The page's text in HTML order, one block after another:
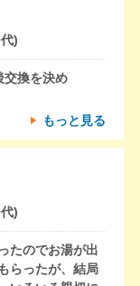
)
交換を決め
もっと見る
)
たのでお湯が出
らったが、結局